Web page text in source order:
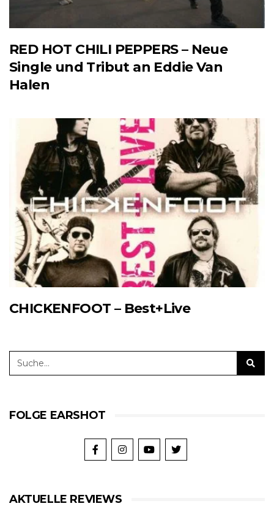
RED HOT CHILI PEPPERS – Neue
Single und Tribut an Eddie Van
Halen
CHICKENFOOT – Best+Live
FOLGE EARSHOT
AKTUELLE REVIEWS